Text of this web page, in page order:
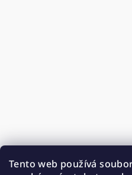
Tento web používá